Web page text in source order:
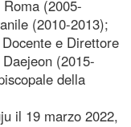
(2005-
(2010-2013);
e Direttore
(2015-
della
il 19 marzo 2022,